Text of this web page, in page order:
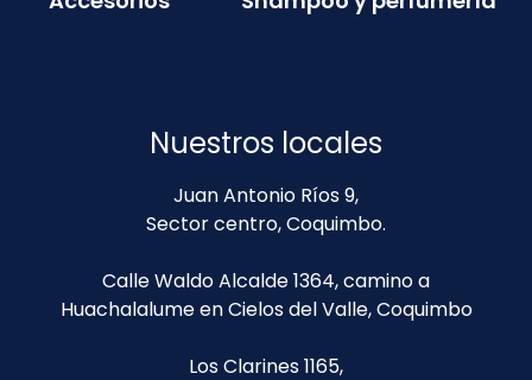
Nuestros locales
Juan Antonio Ríos 9,
Sector centro, Coquimbo.
Calle Waldo Alcalde 1364, camino a
Huachalalume en Cielos del Valle, Coquimbo
Los Clarines 1165,